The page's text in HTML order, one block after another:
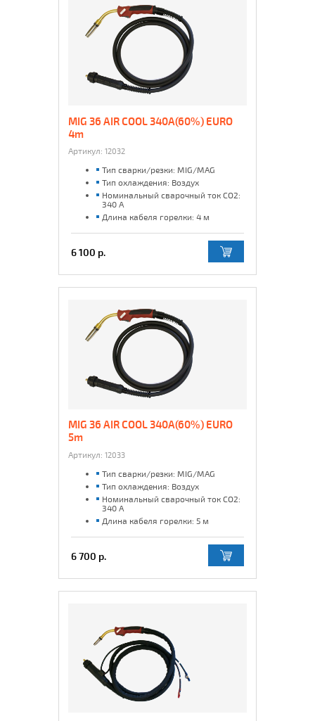
MIG 36 AIR COOL 340A(60%) EURO
4m
Артикул: 12032
Тип сварки/резки: MIG/MAG
Тип охлаждения: Воздух
Номинальный сварочный ток CO2:
340 А
Длина кабеля горелки: 4 м
6 100 р.
MIG 36 AIR COOL 340A(60%) EURO
5m
Артикул: 12033
Тип сварки/резки: MIG/MAG
Тип охлаждения: Воздух
Номинальный сварочный ток CO2:
340 А
Длина кабеля горелки: 5 м
6 700 р.